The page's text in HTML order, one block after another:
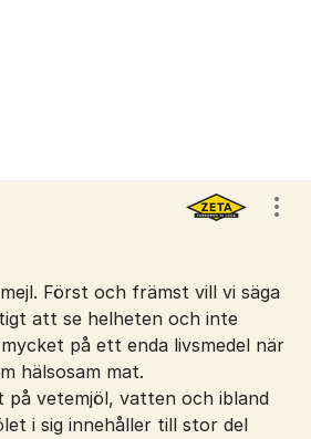
Först och främst vill vi säga
att se helheten och inte
på ett enda livsmedel när
hälsosam mat.
på vetemjöl, vatten och ibland
i sig innehåller till stor del